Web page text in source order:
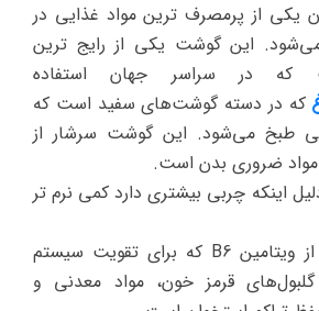
یکی از پرمصرف ترین مواد غذایی در
این گوشت یکی از رایج ترین
که در سراسر جهان استفاده
که در دسته گوشت‌های سفید است که
طبخ می‌شود. این گوشت سرشار از
مواد ضروری بدن است.
اینکه چربی بیشتری دارد کمی نرم تر
گوشت مرغ سرشار از ویتامین B6 که برای تقویت سیستم
گلبول‌های قرمز خون، مواد معدنی و